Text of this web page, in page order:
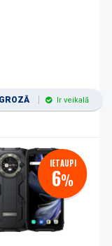
Ir veikalā
IETAUPI
6%